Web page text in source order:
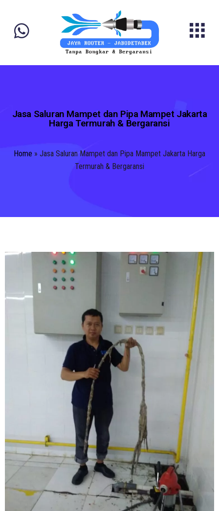
Jasa Saluran Mampet dan Pipa Mampet Jakarta
Harga Termurah & Bergaransi
Home » Jasa Saluran Mampet dan Pipa Mampet Jakarta Harga
Termurah & Bergaransi